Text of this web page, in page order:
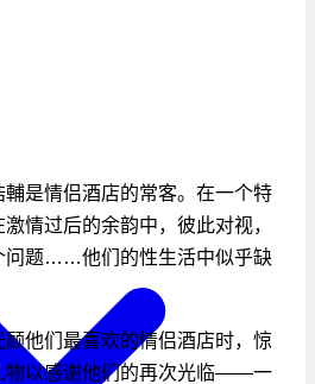
是情侣酒店的常客。在一个特
情过后的余韵中，彼此对视，
问题……他们的性生活中似乎缺
他们最喜欢的情侣酒店时，惊
物以感谢他们的再次光临——一